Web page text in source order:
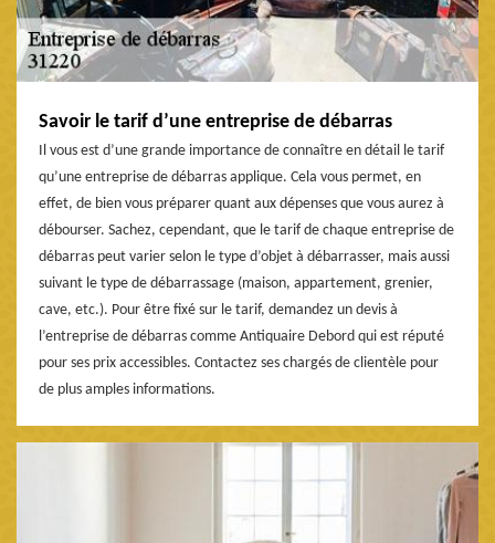
Savoir le tarif d’une entreprise de débarras
Il vous est d’une grande importance de connaître en détail le tarif
qu’une entreprise de débarras applique. Cela vous permet, en
effet, de bien vous préparer quant aux dépenses que vous aurez à
débourser. Sachez, cependant, que le tarif de chaque entreprise de
débarras peut varier selon le type d’objet à débarrasser, mais aussi
suivant le type de débarrassage (maison, appartement, grenier,
cave, etc.). Pour être fixé sur le tarif, demandez un devis à
l’entreprise de débarras comme Antiquaire Debord qui est réputé
pour ses prix accessibles. Contactez ses chargés de clientèle pour
de plus amples informations.